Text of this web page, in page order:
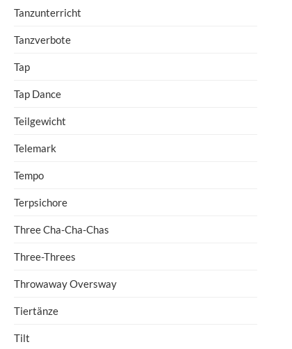
Tanzunterricht
Tanzverbote
Tap
Tap Dance
Teilgewicht
Telemark
Tempo
Terpsichore
Three Cha-Cha-Chas
Three-Threes
Throwaway Oversway
Tiertänze
Tilt